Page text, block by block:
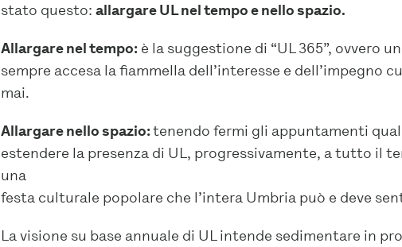
stato questo: allargare UL nel tempo e nello spazio.
Allargare nel tempo: è la suggestione di “UL 365”, ovvero
sempre accesa la fiammella dell’interesse e dell’impegno
mai.
Allargare nello spazio:tenendo fermi gli appuntamenti
estendere la presenza di UL, progressivamente, a tutto il
una
festa culturale popolare che l’intera Umbria può e deve
La visione su base annuale di UL intende sedimentare in